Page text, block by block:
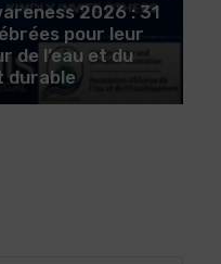
2026 : 31
pour leur
de l’eau et du
durable